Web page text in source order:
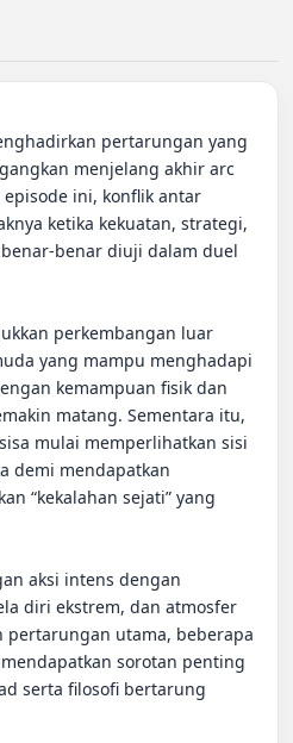
pertarungan yang
menjelang akhir arc
ini, konflik antar
ketika kekuatan, strategi,
benar diuji dalam duel
perkembangan luar
yang mampu menghadapi
kemampuan fisik dan
matang. Sementara itu,
mulai memperlihatkan sisi
demi mendapatkan
“kekalahan sejati” yang
aksi intens dengan
diri ekstrem, dan atmosfer
pertarungan utama, beberapa
sorotan penting
serta filosofi bertarung